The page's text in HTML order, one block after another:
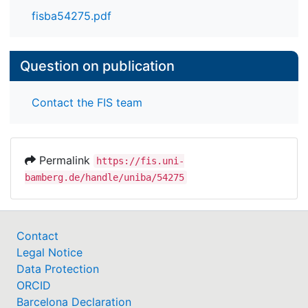
fisba54275.pdf
Question on publication
Contact the FIS team
Permalink
https://fis.uni-
bamberg.de/handle/uniba/54275
Contact
Legal Notice
Data Protection
ORCID
Barcelona Declaration